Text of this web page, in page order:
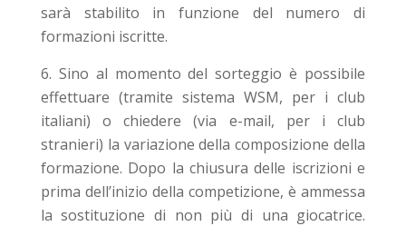
sarà stabilito in funzione del numero di
formazioni iscritte.
Sino al momento del sorteggio è possibile
effettuare (tramite sistema WSM, per i club
italiani) o chiedere (via e-mail, per i club
stranieri) la variazione della composizione della
formazione. Dopo la chiusura delle iscrizioni e
prima dell’inizio della competizione, è ammessa
la sostituzione di non più di una giocatrice.